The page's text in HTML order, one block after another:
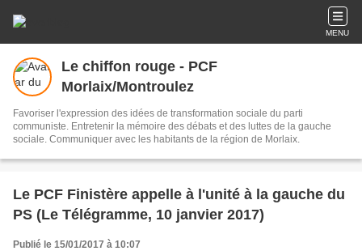
MENU
Le chiffon rouge - PCF
Morlaix/Montroulez
Favoriser l'expression des idées de transformation sociale du parti
communiste. Entretenir la mémoire des débats et des luttes de la gauche
sociale. Communiquer avec les habitants de la région de Morlaix.
Le PCF Finistère appelle à l'unité à la gauche du
PS (Le Télégramme, 10 janvier 2017)
Publié le 15/01/2017 à 10:07